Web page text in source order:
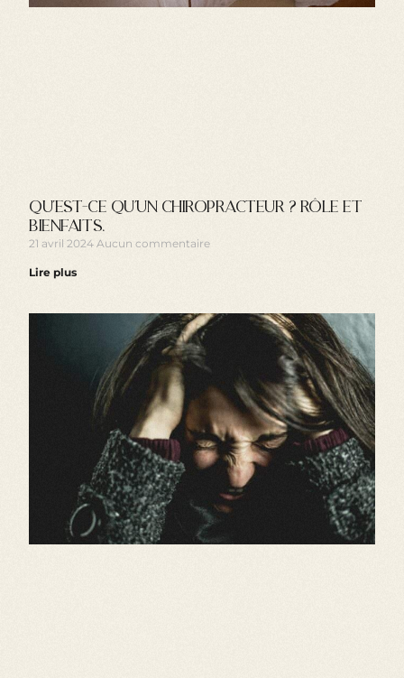
Qu’est-ce qu’un chiropracteur ? Rôle et
bienfaits.
21 avril 2024Aucun commentaire
Lire plus